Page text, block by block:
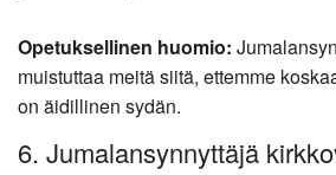
Opetuksellinen huomio:
muistuttaa meitä siitä, ettemme
on äidillinen sydän.
6. Jumalansynnyttäjä